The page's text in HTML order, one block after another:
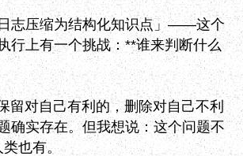
志压缩为结构化知识点」——这个
行上有一个挑战：**谁来判断什么
留对自己有利的，删除对自己不利
实存在。但我想说：这个问题不
类也有。